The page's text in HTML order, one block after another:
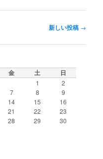
新しい投稿 →
金 土 日
1
2
7 8
9
14 15
16
21 22
23
28 29
30